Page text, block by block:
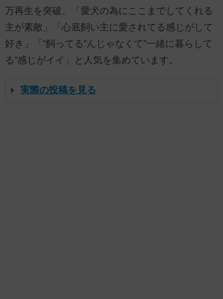
万再生を突破、「愛犬の為にここまでしてくれる
主が素敵」「心底飼い主に愛されてる感じがして
好き」「”飼ってる”んじゃなくて”一緒に暮らして
る”感じがイイ」と人気を集めています。
実際の投稿を見る